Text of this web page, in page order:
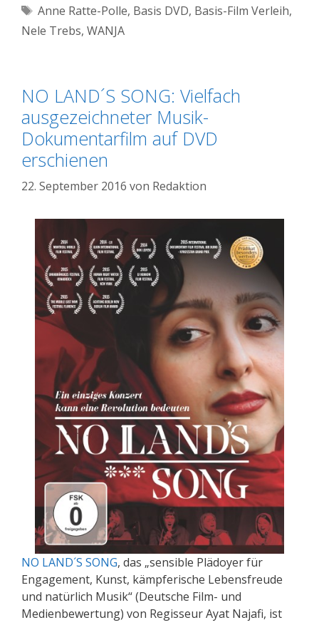
Schlagwörter
Anne Ratte-Polle, Basis DVD, Basis-Film Verleih,
Nele Trebs, WANJA
NO LAND´S SONG: Vielfach
ausgezeichneter Musik-
Dokumentarfilm auf DVD
erschienen
22. September 2016 von Redaktion
NO LAND´S SONG, das „sensible Plädoyer für
Engagement, Kunst, kämpferische Lebensfreude
und natürlich Musik“ (Deutsche Film- und
Medienbewertung) von Regisseur Ayat Najafi, ist